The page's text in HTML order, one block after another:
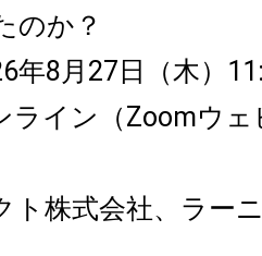
のか？
年8月27日（木）
ライン（Zoomウェ
ト株式会社、ラー